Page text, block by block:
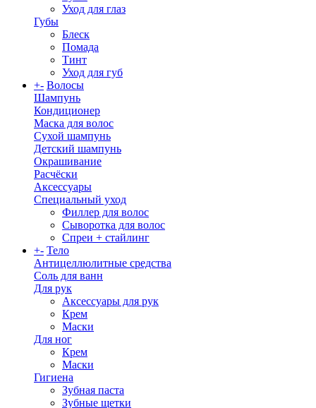
Уход для глаз
Губы
Блеск
Помада
Тинт
Уход для губ
+- Волосы
Шампунь
Кондиционер
Маска для волос
Сухой шампунь
Детский шампунь
Окрашивание
Расчёски
Аксессуары
Специальный уход
Филлер для волос
Сыворотка для волос
Спреи + стайлинг
+- Тело
Антицеллюлитные средства
Соль для ванн
Для рук
Аксессуары для рук
Крем
Маски
Для ног
Крем
Маски
Гигиена
Зубная паста
Зубные щетки